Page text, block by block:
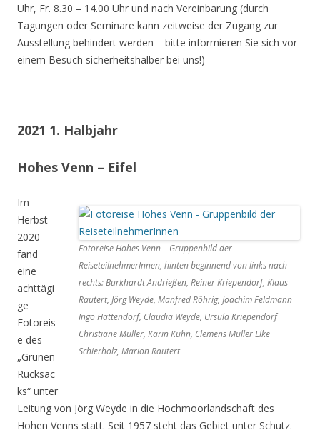
Uhr, Fr. 8.30 – 14.00 Uhr und nach Vereinbarung (durch
Tagungen oder Seminare kann zeitweise der Zugang zur
Ausstellung behindert werden – bitte informieren Sie sich vor
einem Besuch sicherheitshalber bei uns!)
2021 1. Halbjahr
Hohes Venn – Eifel
Fotoreise Hohes Venn – Gruppenbild der
ReiseteilnehmerInnen, hinten beginnend von links nach
rechts: Burkhardt Andrießen, Reiner Kriependorf, Klaus
Rautert, Jörg Weyde, Manfred Röhrig, Joachim Feldmann
Ingo Hattendorf, Claudia Weyde, Ursula Kriependorf
Christiane Müller, Karin Kühn, Clemens Müller Elke
Schierholz, Marion Rautert
Im
Herbst
2020
fand
eine
achttägi
ge
Fotoreis
e des
„Grünen
Rucksac
ks“ unter
Leitung von Jörg Weyde in die Hochmoorlandschaft des
Hohen Venns statt. Seit 1957 steht das Gebiet unter Schutz.